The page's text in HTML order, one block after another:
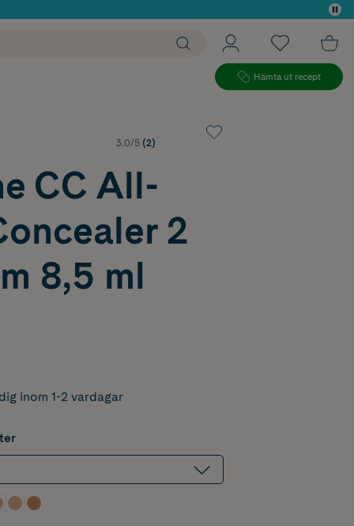
Hämta ut recept
3.0/5 (2)
CC All-
2
8,5 ml
inom 1-2 vardagar